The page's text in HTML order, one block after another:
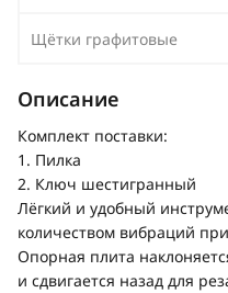
Щётки графитовые
Описание
Комплект поставки:
1. Пилка
2. Ключ шестигранный
Лёгкий и удобный
количеством вибраций
Опорная плита
и сдвигается назад для